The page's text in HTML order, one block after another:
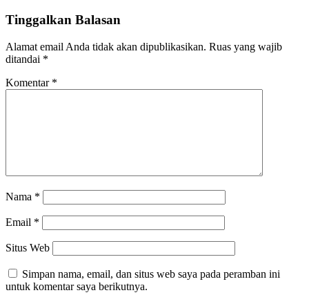
Tinggalkan Balasan
Alamat email Anda tidak akan dipublikasikan. Ruas yang wajib
ditandai *
Komentar *
Nama *
Email *
Situs Web
Simpan nama, email, dan situs web saya pada peramban ini
untuk komentar saya berikutnya.